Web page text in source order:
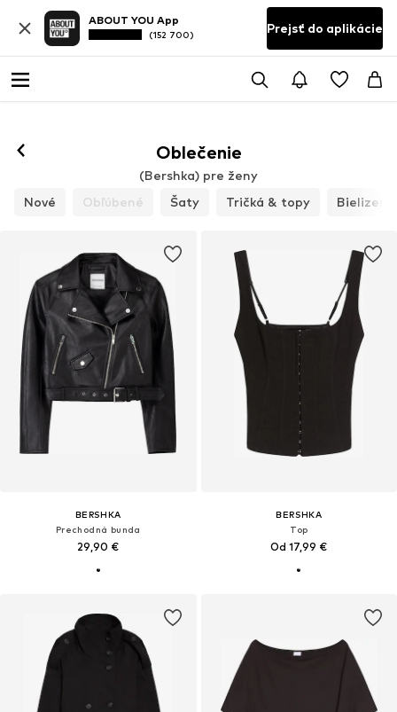
ABOUT YOU App
(152 700) Prejsť do aplikácie
Oblečenie
(Bershka) pre ženy
Nové
Obľúbené Šaty Tričká & topy Bielizeň
BERSHKA
Prechodná bunda
29,90 €
BERSHKA
Top
Od 17,99 €